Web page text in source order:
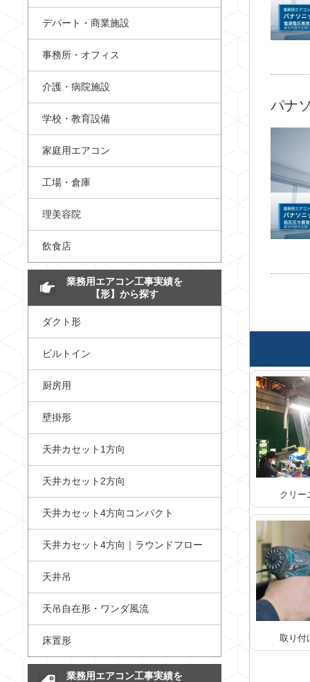
パナ
クリー
取り付
デパート・商業施設
事務所・オフィス
介護・病院施設
学校・教育設備
家庭用エアコン
工場・倉庫
理美容院
飲食店
業務用エアコン工事実績を
【形】から探す
ダクト形
ビルトイン
厨房用
壁掛形
天井カセット1方向
天井カセット2方向
天井カセット4方向コンパクト
天井カセット4方向｜ラウンドフロー
天井吊
天吊自在形・ワンダ風流
床置形
業務用エアコン工事実績を